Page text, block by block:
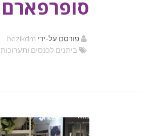
סופרפארם
פורסם על-ידי hezikdm
ביתנים לכנסים ותערוכות